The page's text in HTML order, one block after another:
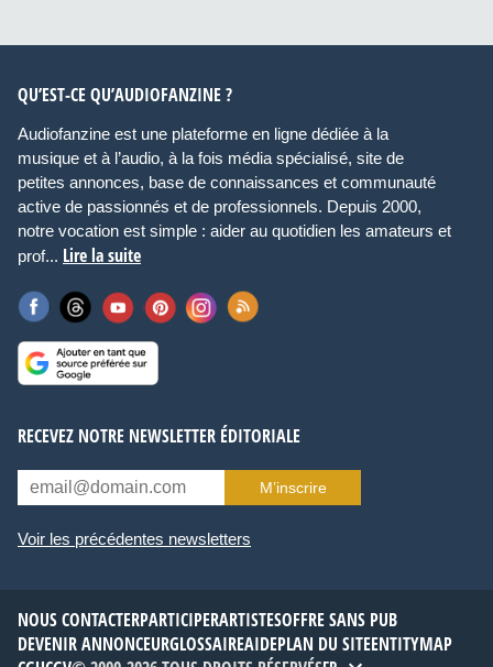
QU’EST-CE QU’AUDIOFANZINE ?
Audiofanzine est une plateforme en ligne dédiée à la
musique et à l’audio, à la fois média spécialisé, site de
petites annonces, base de connaissances et communauté
active de passionnés et de professionnels. Depuis 2000,
notre vocation est simple : aider au quotidien les amateurs et
prof... Lire la suite
RECEVEZ NOTRE NEWSLETTER ÉDITORIALE
M’inscrire
Voir les précédentes newsletters
NOUS CONTACTERPARTICIPERARTISTESOFFRE SANS PUB
DEVENIR ANNONCEURGLOSSAIREAIDEPLAN DU SITEENTITYMAP